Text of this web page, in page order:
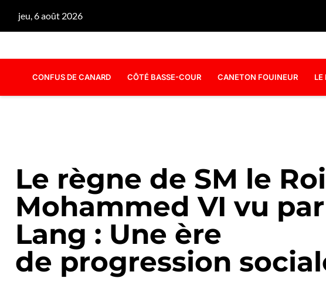
jeu, 6 août 2026
CONFUS DE CANARD CÔTÉ BASSE-COUR CANETON FOUINEUR LE
Le règne de SM le Roi
Mohammed VI vu
Lang : Une ère
de progression